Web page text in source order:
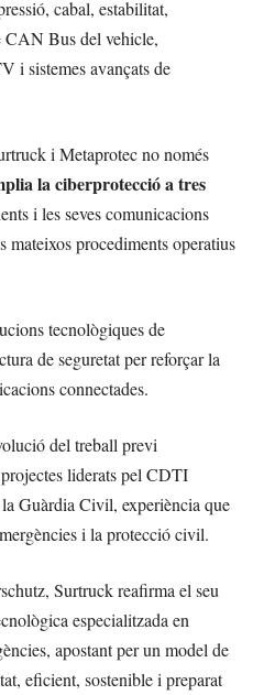
cabal, estabilitat,
CAN Bus del vehicle,
i sistemes avançats de
i Metaprotec no només
la ciberprotecció a tres
i les seves comunicacions
mateixos procediments operatius
tecnològiques de
de seguretat per reforçar la
connectades.
del treball previ
liderats pel CDTI
Guàrdia Civil, experiència que
i la protecció civil.
Surtruck reafirma el seu
especialitzada en
apostant per un model de
eficient, sostenible i preparat